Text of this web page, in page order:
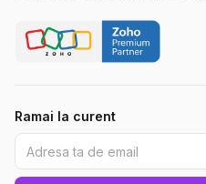
Ramai la curent